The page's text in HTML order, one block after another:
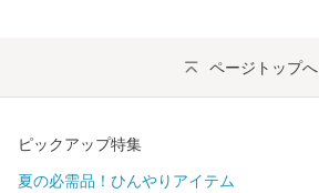
ページトップへ
ピックアップ特集
夏の必需品！ひんやりアイテム